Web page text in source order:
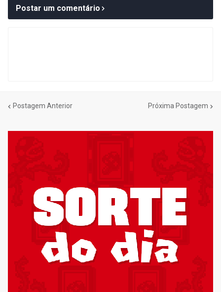
Postar um comentário
Postagem Anterior Próxima Postagem